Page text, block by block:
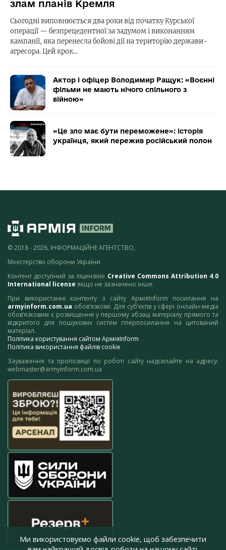
злам планів Кремля
Сьогодні виповнюється два роки від початку Курської
операції — безпрецедентної за задумом і виконанням
кампанії, яка перенесла бойові дії на територію держави-
агресора. Цей крок…
Актор і офіцер Володимир Ращук: «Воєнні
фільми не мають нічого спільного з
війною»
«Це зло має бути переможене»: історія
українця, який пережив російський полон
© 2018 - 2026, ІНФОРМАЦІЙНЕ АГЕНТСТВО,
Міністерство оборони України
Контент доступний за ліцензією Creative Commons Attribution 4.0
International license якщо не зазначено інше.
При використанні контенту з сайту АрміяInform посилання на
armyinform.com.ua обов’язкове. Для суб’єктів у сфері онлайн-медіа
обов’язковим є розміщення у першому абзаці матеріалу прямого та
відкритого для пошукових систем гіперпосилання на цитований
матеріал.
Політика користування сайтом АрміяInform
Політика використання файлів cookie
Зауваження та пропозиції по роботі сайту надсилайте на адресу:
webmaster@armyinform.com.ua
Ми використовуємо файли cookie, щоб забезпечити